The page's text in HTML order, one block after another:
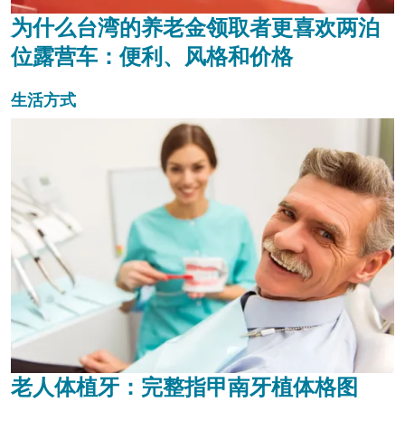
为什么台湾的养老金领取者更喜欢两泊
位露营车：便利、风格和价格
生活方式
老人体植牙：完整指甲南牙植体格图